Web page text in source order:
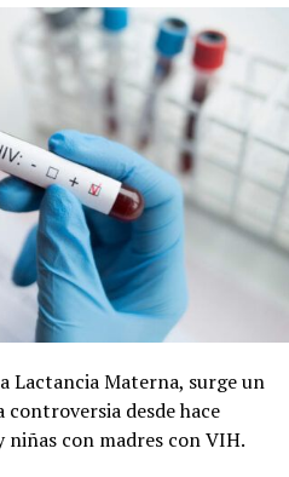
del Mercado
en la plaza, a fin de
los dos espacios y que el
vecinos:
Lactancia Materna, surge un
controversia desde hace
niñas con madres con VIH.